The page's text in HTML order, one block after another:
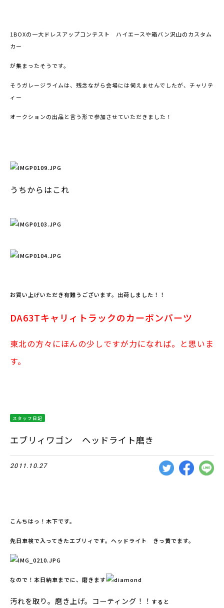
1BOXの一大ドレスアップコンテスト ハイエースや箱バン沢山のカスタム
カー
が集まったそうです。
そうガレージライムは、残念ながら会場には伺えませんでしたが、チャリテ
ィー
オークションの出品と 言う形で参加させていただきました！
うちからはこれ
お買い上げいただき有難うございます。出荷しました！！
DA63Tキャリィトラックのカーボンパーツ
東北の方々にほんの少しですが力になれば。と思いま
す。
スタッフ日記
エブリィワゴン ヘッドライト磨き
2011.10.27
こんちはっ！木下です。
先日車検で入ってきたエブリィです。ヘッドライト きっ黄でます。
なので！本日納車までに、磨きます
汚れを取り。磨き上げ。コーティング！！ すると